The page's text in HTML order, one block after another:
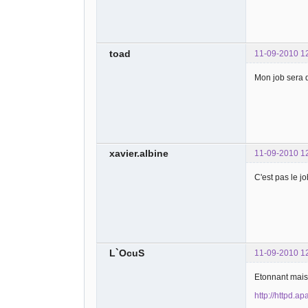
toad 11-09-2010
Mon job sera
xavier.albine 11-09-2010
C'est pas le
L`OcuS 11-09-2010
Etonnant
http://